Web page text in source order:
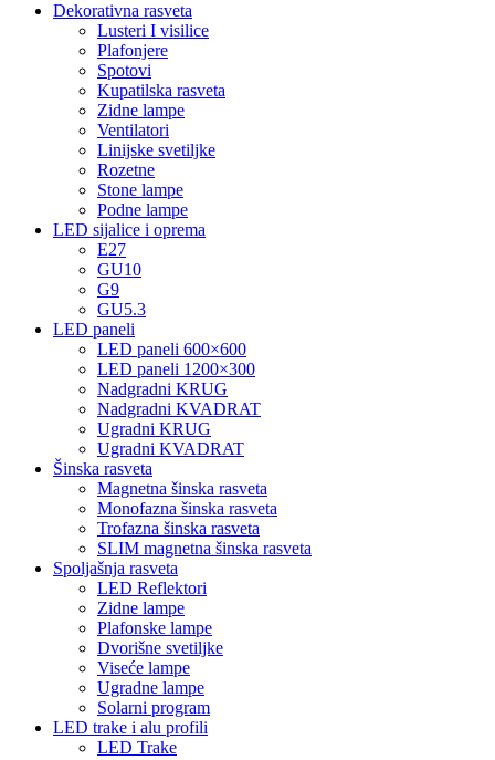
Dekorativna rasveta
Lusteri I visilice
Plafonjere
Spotovi
Kupatilska rasveta
Zidne lampe
Ventilatori
Linijske svetiljke
Rozetne
Stone lampe
Podne lampe
LED sijalice i oprema
E27
GU10
G9
GU5.3
LED paneli
LED paneli 600×600
LED paneli 1200×300
Nadgradni KRUG
Nadgradni KVADRAT
Ugradni KRUG
Ugradni KVADRAT
Šinska rasveta
Magnetna šinska rasveta
Monofazna šinska rasveta
Trofazna šinska rasveta
SLIM magnetna šinska rasveta
Spoljašnja rasveta
LED Reflektori
Zidne lampe
Plafonske lampe
Dvorišne svetiljke
Viseće lampe
Ugradne lampe
Solarni program
LED trake i alu profili
LED Trake